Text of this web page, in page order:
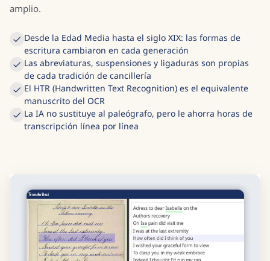
amplio.
Desde la Edad Media hasta el siglo XIX: las formas de
escritura cambiaron en cada generación
Las abreviaturas, suspensiones y ligaduras son propias
de cada tradición de cancillería
El HTR (Handwritten Text Recognition) es el equivalente
manuscrito del OCR
La IA no sustituye al paleógrafo, pero le ahorra horas de
transcripción línea por línea